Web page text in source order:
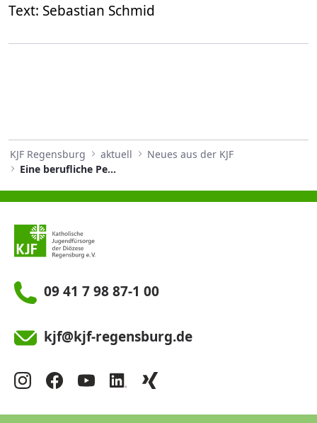
Text: Sebastian Schmid
KJF Regensburg aktuell
Neues aus der KJF
Eine berufliche Perspektive für junge Menschen
09 41 7 98 87-1 00
kjf@kjf-regensburg.de